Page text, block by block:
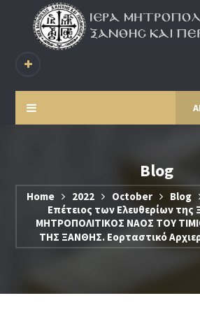
Blog
Home 2022 October Blog
Επέτειος των Ελευθερίων της
ΜΗΤΡΟΠΟΛΙΤΙΚΟΣ ΝΑΟΣ ΤΟΥ
ΤΗΣ ΞΑΝΘΗΣ. Εορταστικό